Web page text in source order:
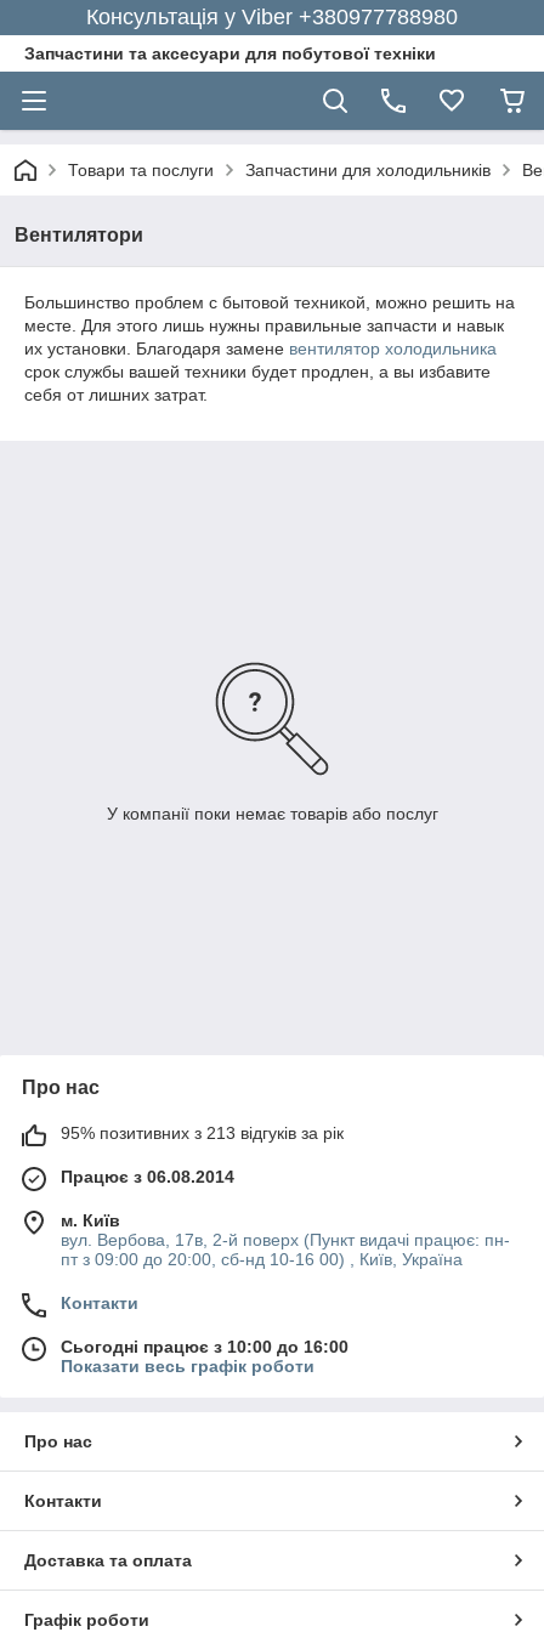
Консультація у Viber +380977788980
Запчастини та аксесуари для побутової техніки
Товари та послуги Запчастини для холодильників
Вентилятори
Большинство проблем с бытовой техникой, можно решить на
месте. Для этого лишь нужны правильные запчасти и навык
их установки. Благодаря замене вентилятор холодильника
срок службы вашей техники будет продлен, а вы избавите
себя от лишних затрат.
У компанії поки немає товарів або послуг
Про нас
95% позитивних з 213 відгуків за рік
Працює з 06.08.2014
м. Київ
вул. Вербова, 17в, 2-й поверх (Пункт видачі працює: пн-
пт з 09:00 до 20:00, сб-нд 10-16 00) , Київ, Україна
Контакти
Сьогодні працює з 10:00 до 16:00
Показати весь графік роботи
Про нас
Контакти
Доставка та оплата
Графік роботи